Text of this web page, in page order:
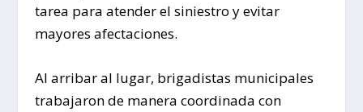
tarea para atender el siniestro y evitar
mayores afectaciones.
Al arribar al lugar, brigadistas municipales
trabajaron de manera coordinada con